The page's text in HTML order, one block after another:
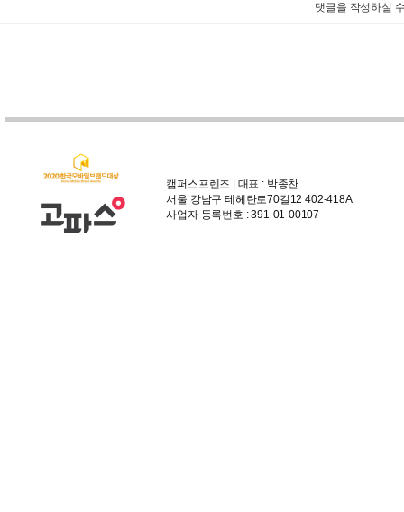
댓글을 작성하실
캠퍼스프렌즈 | 대표 : 박종찬
서울 강남구 테헤란로70길12 402-418A
사업자 등록번호 : 391-01-00107